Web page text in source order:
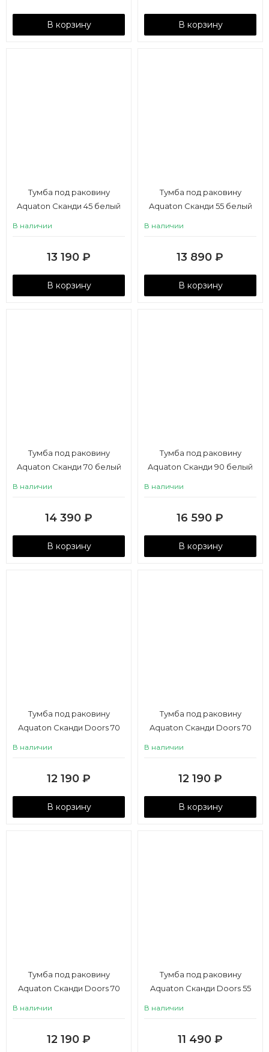
В корзину В корзину
Тумба под раковину
Aquaton Сканди 45 белый
В наличии
13 190 ₽
В корзину
Тумба под раковину
Aquaton Сканди 55 белый
В наличии
13 890 ₽
В корзину
Тумба под раковину
Aquaton Сканди 70 белый
В наличии
14 390 ₽
В корзину
Тумба под раковину
Aquaton Сканди 90 белый
В наличии
16 590 ₽
В корзину
Тумба под раковину
Aquaton Сканди Doors 70
В наличии
12 190 ₽
В корзину
Тумба под раковину
Aquaton Сканди Doors 70
В наличии
12 190 ₽
В корзину
Тумба под раковину
Aquaton Сканди Doors 70
В наличии
12 190 ₽
Тумба под раковину
Aquaton Сканди Doors 55
В наличии
11 490 ₽